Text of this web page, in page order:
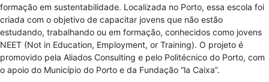
formação em sustentabilidade. Localizada no Porto, essa escola foi
criada com o objetivo de capacitar jovens que não estão
estudando, trabalhando ou em formação, conhecidos como jovens
NEET (Not in Education, Employment, or Training). O projeto é
promovido pela Aliados Consulting e pelo Politécnico do Porto, com
o apoio do Município do Porto e da Fundação “la Caixa”.